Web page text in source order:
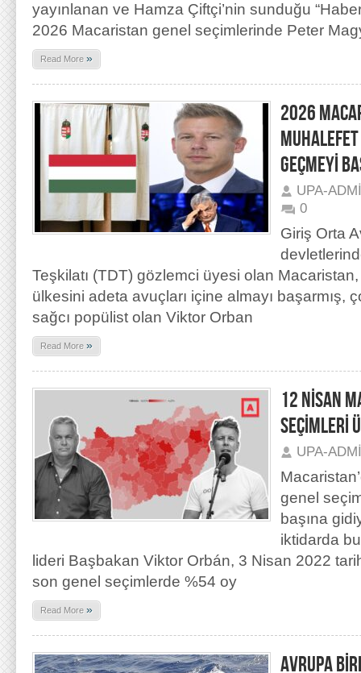
yayınlanan ve Hamza Çiftçi’nin sunduğu
2026 Macaristan genel seçimlerinde Peter
Read More »
2026
GEÇMEYİ
UPA-
0
Giriş Orta
Teşkilatı (TDT) gözlemci üyesi olan
ülkesini adeta avuçları içine almayı başarmış,
sağcı popülist olan Viktor Orban
Read More »
12 NİSAN
SEÇİMLERİ
UPA-
genel
başına
iktidarda
lideri Başbakan Viktor Orbán, 3 Nisan 2022
son genel seçimlerde %54 oy
Read More »
AVRUPA